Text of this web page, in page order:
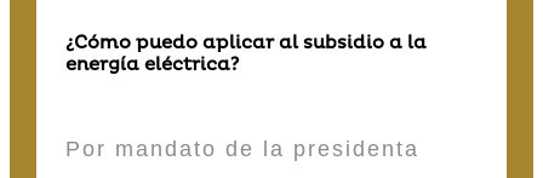
¿Cómo puedo aplicar al subsidio a la
energía eléctrica?
Por mandato de la presidenta